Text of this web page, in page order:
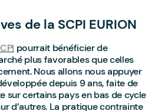
de la SCPI EURION
pourrait bénéficier de
plus favorables que celles
Nous allons nous appuyer
depuis 9 ans, faite de
sur certains pays en bas de cycle
d’autres. La pratique contrainte